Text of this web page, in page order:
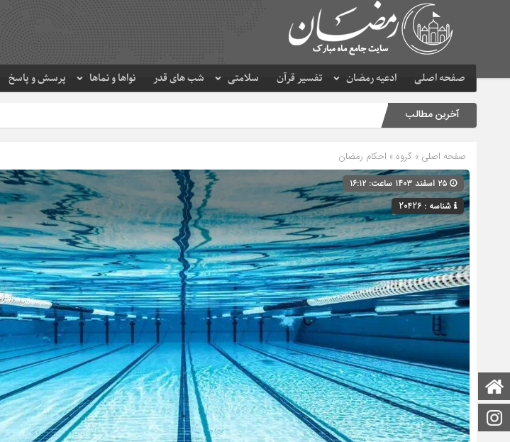
صفحه اصلی ادعیه رمضان تفسیر قرآن سلامتی شب های قدر نواها و نماها پرسش و پاسخ
صفحه اصلی
اینستاگرام
آخرین مطالب
صفحه اصلی » گروه » احکام رمضان
شناسه : 20426